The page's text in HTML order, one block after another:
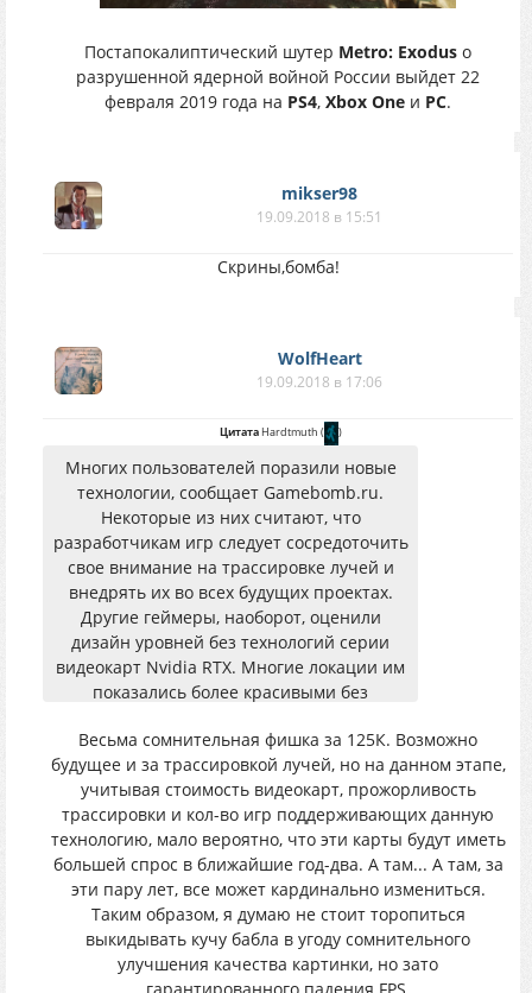
Постапокалиптический шутер Metro: Exodus о
разрушенной ядерной войной России выйдет 22
февраля 2019 года на PS4, Xbox One и PC.
mikser98
19.09.2018 в 15:51
Скрины,бомба!
WolfHeart
19.09.2018 в 17:06
ЦитатаHardtmuth ( )
Многих пользователей поразили новые
технологии, сообщает Gamebomb.ru.
Некоторые из них считают, что
разработчикам игр следует сосредоточить
свое внимание на трассировке лучей и
внедрять их во всех будущих проектах.
Другие геймеры, наоборот, оценили
дизайн уровней без технологий серии
видеокарт Nvidia RTX. Многие локации им
показались более красивыми без
Весьма сомнительная фишка за 125К. Возможно
будущее и за трассировкой лучей, но на данном этапе,
учитывая стоимость видеокарт, прожорливость
трассировки и кол-во игр поддерживающих данную
технологию, мало вероятно, что эти карты будут иметь
большей спрос в ближайшие год-два. А там... А там, за
эти пару лет, все может кардинально измениться.
Таким образом, я думаю не стоит торопиться
выкидывать кучу бабла в угоду сомнительного
улучшения качества картинки, но зато
гарантированного падения FPS.